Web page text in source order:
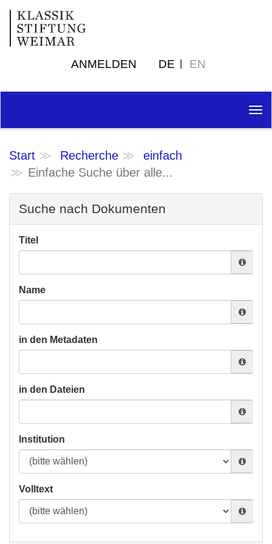
ANMELDEN DE EN
Start Recherche
einfach
Einfache Suche über alle...
Suche nach Dokumenten
Titel
Name
in den Metadaten
in den Dateien
Institution
Volltext